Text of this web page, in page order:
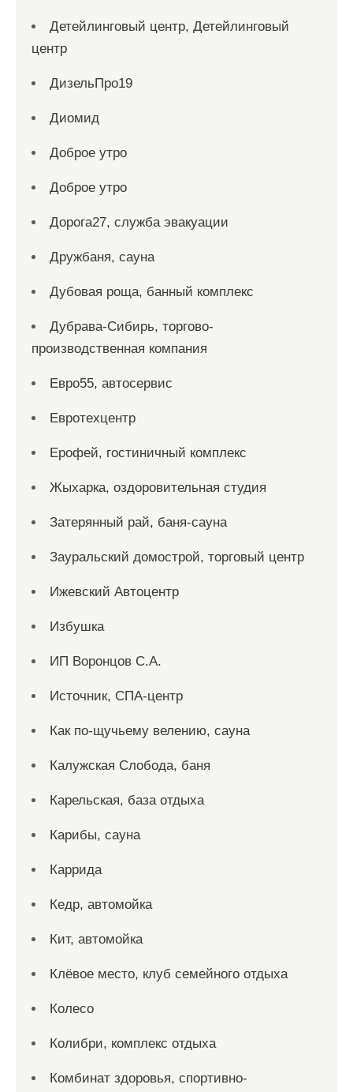
Детейлинговый центр, Детейлинговый
центр
ДизельПро19
Диомид
Доброе утро
Доброе утро
Дорога27, служба эвакуации
Дружбаня, сауна
Дубовая роща, банный комплекс
Дубрава-Сибирь, торгово-
производственная компания
Евро55, автосервис
Евротехцентр
Ерофей, гостиничный комплекс
Жыхарка, оздоровительная студия
Затерянный рай, баня-сауна
Зауральский домострой, торговый центр
Ижевский Автоцентр
Избушка
ИП Воронцов С.А.
Источник, СПА-центр
Как по-щучьему велению, сауна
Калужская Слобода, баня
Карельская, база отдыха
Карибы, сауна
Каррида
Кедр, автомойка
Кит, автомойка
Клёвое место, клуб семейного отдыха
Колесо
Колибри, комплекс отдыха
Комбинат здоровья, спортивно-